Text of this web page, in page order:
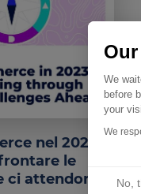
We
before
your
We
No,
nel 2023:
le
ci attendono